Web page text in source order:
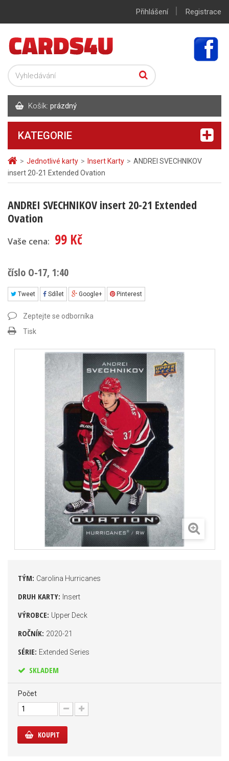
> Jednotlivé karty > Insert Karty > ANDREI SVECHNIKOV
insert 20-21 Extended Ovation
ANDREI SVECHNIKOV insert 20-21 Extended
Ovation
Vaše cena: 99 Kč
číslo O-17, 1:40
Tweet Sdílet Google+ Pinterest
Zeptejte se odborníka
Tisk
TÝM: Carolina Hurricanes
DRUH KARTY: Insert
VÝROBCE: Upper Deck
ROČNÍK: 2020-21
SÉRIE: Extended Series
SKLADEM
Počet
KOUPIT
Přihlášení | Registrace
Košík: prázdný
KATEGORIE